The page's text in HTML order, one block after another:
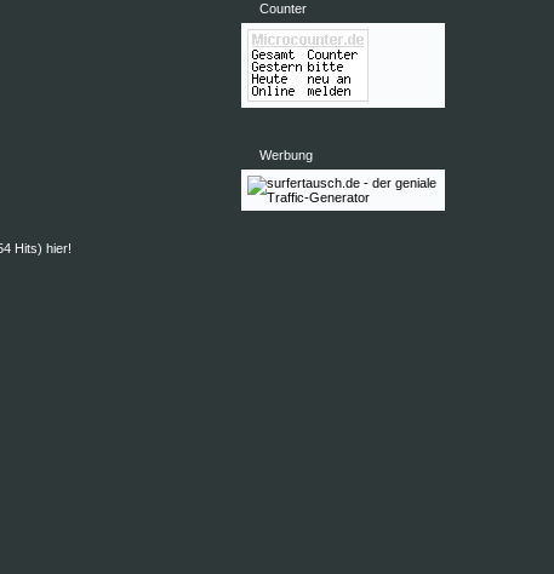
Hits) hier!
Counter
Werbung